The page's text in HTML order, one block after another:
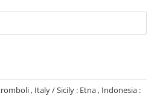
, Italy / Sicily : Etna , Indonesia :